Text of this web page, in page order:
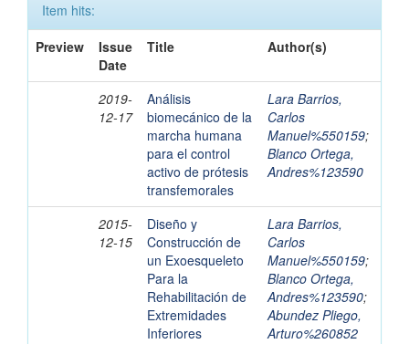
Item hits:
Preview
Issue
Date
Title Author(s)
2019-
12-17
Análisis
biomecánico de la
marcha humana
para el control
activo de prótesis
transfemorales
Lara Barrios,
Carlos
Manuel%550159;
Blanco Ortega,
Andres%123590
2015-
12-15
Diseño y
Construcción de
un Exoesqueleto
Para la
Rehabilitación de
Extremidades
Inferiores
Lara Barrios,
Carlos
Manuel%550159;
Blanco Ortega,
Andres%123590;
Abundez Pliego,
Arturo%260852